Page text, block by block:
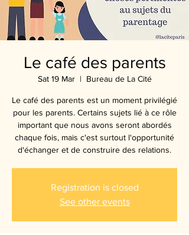
Le café des parents
Sat 19 Mar
  |
Bureau de La Cité
Le café des parents est un moment privilégié
pour les parents. Certains sujets lié à ce rôle
important que nous avons seront abordés
chaque fois, mais c'est surtout l'opportunité
d'échanger et de construire des relations.
Registration is closed
See other events